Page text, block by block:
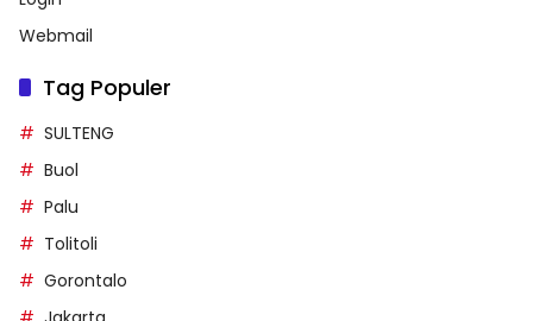
Login
SULTENG
Buol
Palu
Gorontalo